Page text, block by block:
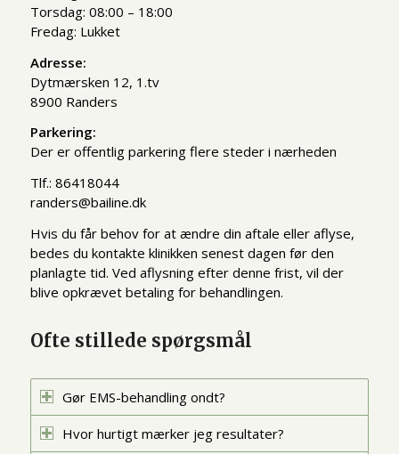
Torsdag: 08:00 – 18:00
Fredag: Lukket
Adresse:
Dytmærsken 12, 1.tv
8900 Randers
Parkering:
Der er offentlig parkering flere steder i nærheden
Tlf.: 86418044
randers@bailine.dk
Hvis du får behov for at ændre din aftale eller aflyse,
bedes du kontakte klinikken senest dagen før den
planlagte tid. Ved aflysning efter denne frist, vil der
blive opkrævet betaling for behandlingen.
Ofte stillede spørgsmål
Gør EMS-behandling ondt?
Hvor hurtigt mærker jeg resultater?